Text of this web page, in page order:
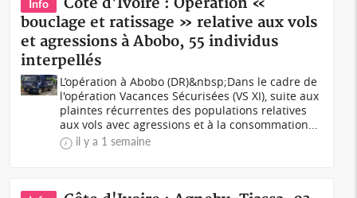
Info
bouclage et ratissage » relative aux vols
et agressions à Abobo, 55 individus
interpellés
L’opération à Abobo (DR)&nbsp;Dans le cadre de
l'opération Vacances Sécurisées (VS XI), suite aux
plaintes récurrentes des populations relatives
aux vols avec agressions et à la consommation...
il y a 1 semaine